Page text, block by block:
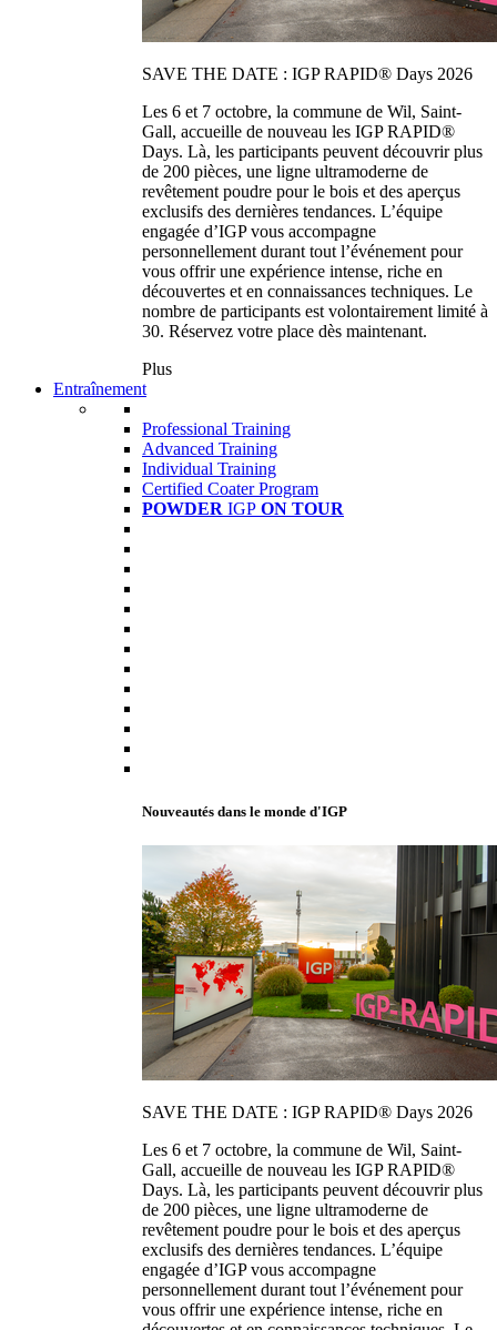
SAVE THE DATE : IGP RAPID® Days 2026
Les 6 et 7 octobre, la commune de Wil, Saint-
Gall, accueille de nouveau les IGP RAPID®
Days. Là, les participants peuvent découvrir plus
de 200 pièces, une ligne ultramoderne de
revêtement poudre pour le bois et des aperçus
exclusifs des dernières tendances. L’équipe
engagée d’IGP vous accompagne
personnellement durant tout l’événement pour
vous offrir une expérience intense, riche en
découvertes et en connaissances techniques. Le
nombre de participants est volontairement limité à
30. Réservez votre place dès maintenant.
Plus
Entraînement
Professional Training
Advanced Training
Individual Training
Certified Coater Program
POWDER IGP ON TOUR
Nouveautés dans le monde d'IGP
SAVE THE DATE : IGP RAPID® Days 2026
Les 6 et 7 octobre, la commune de Wil, Saint-
Gall, accueille de nouveau les IGP RAPID®
Days. Là, les participants peuvent découvrir plus
de 200 pièces, une ligne ultramoderne de
revêtement poudre pour le bois et des aperçus
exclusifs des dernières tendances. L’équipe
engagée d’IGP vous accompagne
personnellement durant tout l’événement pour
vous offrir une expérience intense, riche en